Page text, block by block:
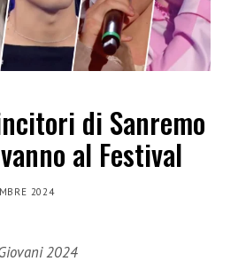
di Sanremo
al Festival
2024
2024